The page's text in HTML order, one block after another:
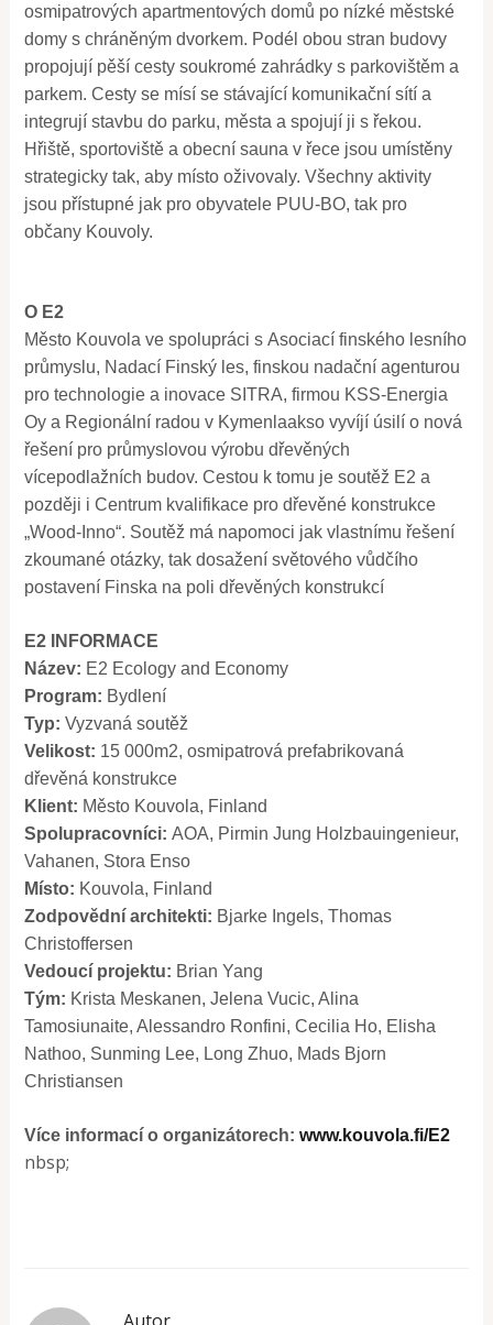
osmipatrových apartmentových domů po nízké městské
domy s chráněným dvorkem. Podél obou stran budovy
propojují pěší cesty soukromé zahrádky s parkovištěm a
parkem. Cesty se mísí se stávající komunikační sítí a
integrují stavbu do parku, města a spojují ji s řekou.
Hřiště, sportoviště a obecní sauna v řece jsou umístěny
strategicky tak, aby místo oživovaly. Všechny aktivity
jsou přístupné jak pro obyvatele PUU-BO, tak pro
občany Kouvoly.
O E2
Město Kouvola ve spolupráci s Asociací finského lesního
průmyslu, Nadací Finský les, finskou nadační agenturou
pro technologie a inovace SITRA, firmou KSS-Energia
Oy a Regionální radou v Kymenlaakso vyvíjí úsilí o nová
řešení pro průmyslovou výrobu dřevěných
vícepodlažních budov. Cestou k tomu je soutěž E2 a
později i Centrum kvalifikace pro dřevěné konstrukce
„Wood-Inno“. Soutěž má napomoci jak vlastnímu řešení
zkoumané otázky, tak dosažení světového vůdčího
postavení Finska na poli dřevěných konstrukcí
E2 INFORMACE
Název: E2 Ecology and Economy
Program: Bydlení
Typ:Vyzvaná soutěž
Velikost: 15 000m2, osmipatrová prefabrikovaná
dřevěná konstrukce
Klient: Město Kouvola, Finland
Spolupracovníci:AOA, Pirmin Jung Holzbauingenieur,
Vahanen, Stora Enso
Místo: Kouvola, Finland
Zodpovědní architekti: Bjarke Ingels, Thomas
Christoffersen
Vedoucí projektu: Brian Yang
Tým: Krista Meskanen, Jelena Vucic, Alina
Tamosiunaite, Alessandro Ronfini, Cecilia Ho, Elisha
Nathoo, Sunming Lee, Long Zhuo, Mads Bjorn
Christiansen
Více informací o organizátorech:www.kouvola.fi/E2
nbsp;